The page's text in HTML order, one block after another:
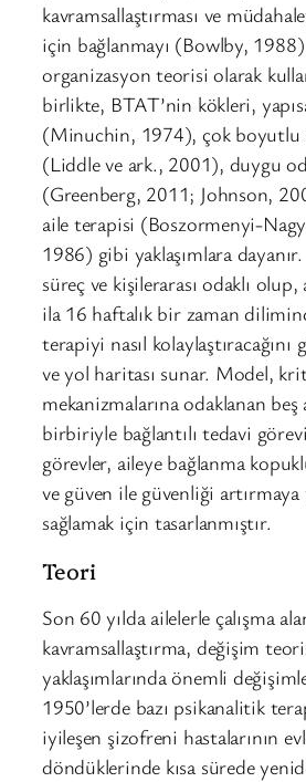
kavramsallaştırması ve
için bağlanmayı (Bowlby,
organizasyon teorisi olarak
birlikte, BTAT’nin kökleri,
(Minuchin, 1974), çok boyutlu
(Liddle ve ark., 2001), duygu
(Greenberg, 2011; Johnson,
aile terapisi (Boszormenyi-
1986) gibi yaklaşımlara
süreç ve kişilerarası odaklı olup,
ila 16 haftalık bir zaman
terapiyi nasıl kolaylaştıracağını
ve yol haritası sunar. Model,
mekanizmalarına odaklanan beş
birbiriyle bağlantılı tedavi
görevler, aileye bağlanma
ve güven ile güvenliği
sağlamak için tasarlanmıştır.
Teori
Son 60 yılda ailelerle çalışma
kavramsallaştırma, değişim
yaklaşımlarında önemli
1950’lerde bazı psikanalitik
iyileşen şizofreni hastalarının
döndüklerinde kısa sürede